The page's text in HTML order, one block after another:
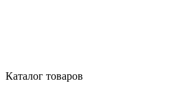
Каталог товаров